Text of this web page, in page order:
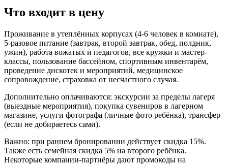
Что входит в цену
Проживание в утеплённых корпусах (4-6 человек в комнате),
5-разовое питание (завтрак, второй завтрак, обед, полдник,
ужин), работа вожатых и педагогов, все кружки и мастер-
классы, пользование бассейном, спортивным инвентарём,
проведение дискотек и мероприятий, медицинское
сопровождение, страховка от несчастного случая.
Дополнительно оплачиваются: экскурсии за пределы лагеря
(выездные мероприятия), покупка сувениров в лагерном
магазине, услуги фотографа (личные фото ребёнка), трансфер
(если не добираетесь сами).
Важно: при раннем бронировании действует скидка 15%.
Также есть семейная скидка 5% на второго ребёнка.
Некоторые компании-партнёры дают промокоды на